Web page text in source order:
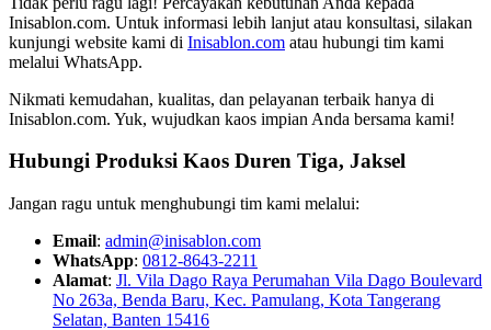
Inisablon.com. Untuk informasi lebih lanjut atau konsultasi, silakan
kunjungi website kami di Inisablon.com atau hubungi tim kami
melalui WhatsApp.
Nikmati kemudahan, kualitas, dan pelayanan terbaik hanya di
Inisablon.com. Yuk, wujudkan kaos impian Anda bersama kami!
Hubungi Produksi Kaos Duren Tiga, Jaksel
Jangan ragu untuk menghubungi tim kami melalui:
Email: admin@inisablon.com
WhatsApp: 0812-8643-2211
Alamat: Jl. Vila Dago Raya Perumahan Vila Dago Boulevard
No 263a, Benda Baru, Kec. Pamulang, Kota Tangerang
Selatan, Banten 15416